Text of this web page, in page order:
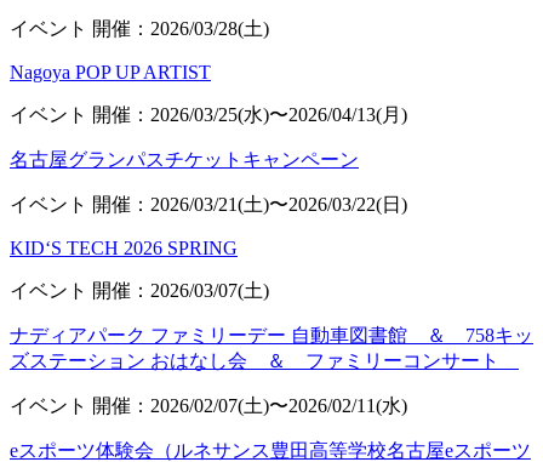
イベント 開催：2026/03/28(土)
Nagoya POP UP ARTIST
イベント 開催：2026/03/25(水)〜2026/04/13(月)
名古屋グランパスチケットキャンペーン
イベント 開催：2026/03/21(土)〜2026/03/22(日)
KID‘S TECH 2026 SPRING
イベント 開催：2026/03/07(土)
ナディアパーク ファミリーデー 自動車図書館 ＆ 758キッ
ズステーション おはなし会 ＆ ファミリーコンサート
イベント 開催：2026/02/07(土)〜2026/02/11(水)
eスポーツ体験会（ルネサンス豊田高等学校名古屋eスポーツ